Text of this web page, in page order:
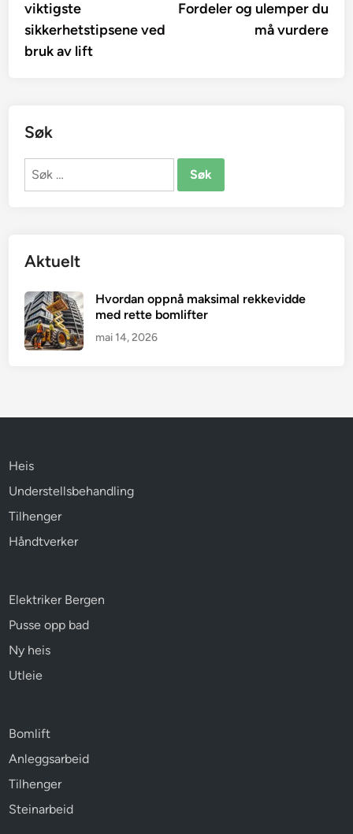
viktigste
sikkerhetstipsene ved
bruk av lift
Fordeler og ulemper du
må vurdere
Søk
Søk
Aktuelt
Hvordan oppnå maksimal rekkevidde
med rette bomlifter
mai 14, 2026
Heis
Understellsbehandling
Tilhenger
Håndtverker
Elektriker Bergen
Pusse opp bad
Ny heis
Utleie
Bomlift
Anleggsarbeid
Tilhenger
Steinarbeid